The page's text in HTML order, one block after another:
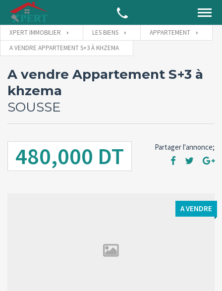
XPERT IMMOBILIER LES BIENS
APPARTEMENT
A VENDRE APPARTEMENT S+3 À KHZEMA
A vendre Appartement S+3 à
khzema
SOUSSE
480,000 DT Partager l'annonce;
A VENDRE